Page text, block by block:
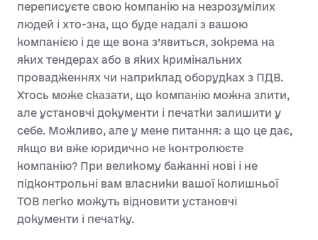
переписуєте свою компанію на незрозумілих
людей і хто-зна, що буде надалі з вашою
компанією і де ще вона з’явиться, зокрема на
яких тендерах або в яких кримінальних
провадженнях чи наприклад оборудках з ПДВ.
Хтось може сказати, що компанію можна злити,
але установчі документи і печатки залишити у
себе. Можливо, але у мене питання: а що це дає,
якщо ви вже юридично не контролюєте
компанію? При великому бажанні нові і не
підконтрольні вам власники вашої колишньої
ТОВ легко можуть відновити установчі
документи і печатку.